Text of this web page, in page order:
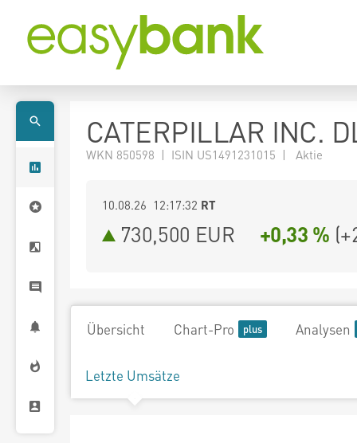
CATERPILLAR INC.
WKN 850598 | ISIN US1491231015 | Aktie
10.08.26 12:17:32 RT
730,500 EUR +0,33 % (
Übersicht Chart-Pro Analysen
Letzte Umsätze